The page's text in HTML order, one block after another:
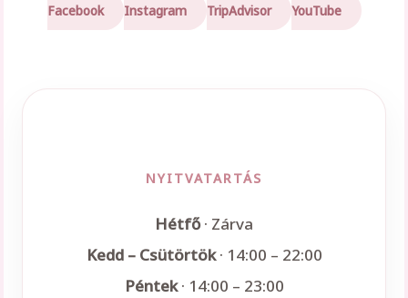
Facebook Instagram TripAdvisor YouTube
NYITVATARTÁS
Hétfő· Zárva
Kedd – Csütörtök· 14:00 – 22:00
Péntek· 14:00 – 23:00